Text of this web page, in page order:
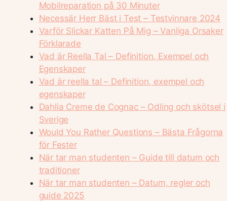
Mobilreparation på 30 Minuter
Necessär Herr Bäst i Test – Testvinnare 2024
Varför Slickar Katten På Mig – Vanliga Orsaker
Förklarade
Vad är Reella Tal – Definition, Exempel och
Egenskaper
Vad är reella tal – Definition, exempel och
egenskaper
Dahlia Creme de Cognac – Odling och skötsel i
Sverige
Would You Rather Questions – Bästa Frågorna
för Fester
När tar man studenten – Guide till datum och
traditioner
När tar man studenten – Datum, regler och
guide 2025